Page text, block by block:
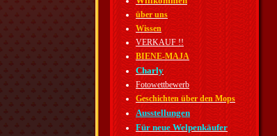
über uns
Wissen
VERKAUF !!
BIENE-MAJA
Charly
Fotowettbewerb
Geschichten über den Mops
Ausstellungen
Für neue Welpenkäufer